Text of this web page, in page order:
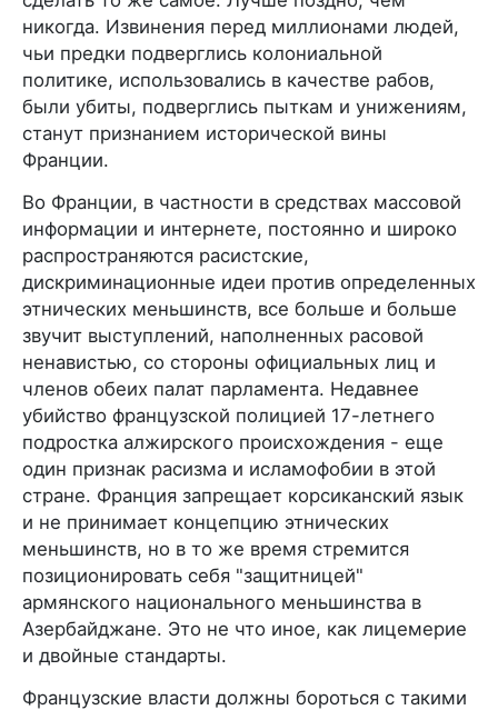
никогда. Извинения перед миллионами людей,
чьи предки подверглись колониальной
политике, использовались в качестве рабов,
были убиты, подверглись пыткам и унижениям,
станут признанием исторической вины
Франции.
Во Франции, в частности в средствах массовой
информации и интернете, постоянно и широко
распространяются расистские,
дискриминационные идеи против определенных
этнических меньшинств, все больше и больше
звучит выступлений, наполненных расовой
ненавистью, со стороны официальных лиц и
членов обеих палат парламента. Недавнее
убийство французской полицией 17-летнего
подростка алжирского происхождения - еще
один признак расизма и исламофобии в этой
стране. Франция запрещает корсиканский язык
и не принимает концепцию этнических
меньшинств, но в то же время стремится
позиционировать себя "защитницей"
армянского национального меньшинства в
Азербайджане. Это не что иное, как лицемерие
и двойные стандарты.
Французские власти должны бороться с такими